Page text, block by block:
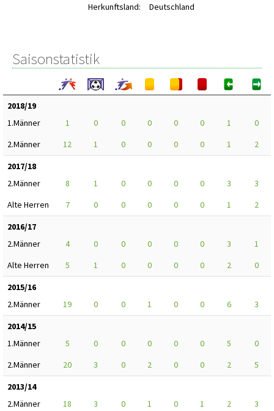
Herkunftsland:
Deutschland
Saisonstatistik
2018/19
1.Männer
1 0 0 0 0 0 1
0
2.Männer
12 1 0 0 0 0 1
2
2017/18
2.Männer
8 1 0 0 0 0 3
3
Alte Herren
7 0 0 0 0 0 1
2
2016/17
2.Männer
4 0 0 0 0 0 3
1
Alte Herren
5 1 0 0 0 0 2
0
2015/16
2.Männer
19 0 0 1 0 0 6
3
2014/15
1.Männer
5 0 0 0 0 0 5
0
2.Männer
20 3 0 2 0 0 2
5
2013/14
2.Männer
18 3 0 1 0 1 2
3